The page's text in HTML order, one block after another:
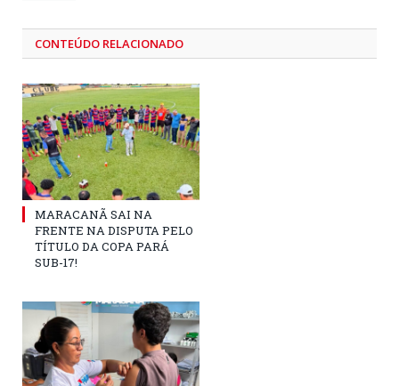
CONTEÚDO RELACIONADO
MARACANÃ SAI NA
FRENTE NA DISPUTA PELO
TÍTULO DA COPA PARÁ
SUB-17!